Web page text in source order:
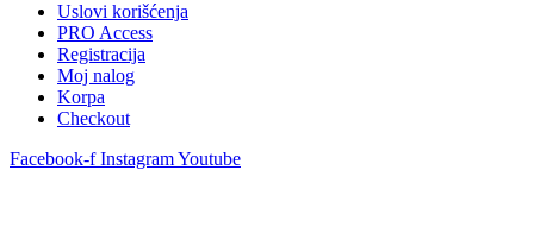
Uslovi korišćenja
PRO Access
Registracija
Moj nalog
Korpa
Checkout
Facebook-f InstagramYoutube